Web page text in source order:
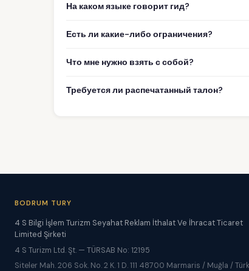
На каком языке говорит гид?
Есть ли какие-либо ограничения?
Что мне нужно взять с собой?
Требуется ли распечатанный талон?
BODRUM TURY
4 S Bilgi İşlem Turizm Seyahat Reklam İthalat Ve İhracat Ticaret
Limited Şirketi
4 S Turizm Ltd. Şt. — TÜRSAB No: 12195
Siteler Mah. 206 Sok. No. 2 K. 1 D. 111 48700 Marmaris / Muğla /